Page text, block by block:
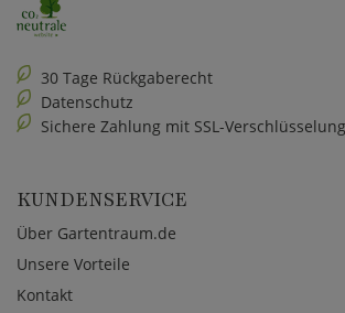
30 Tage Rückgaberecht
Datenschutz
Sichere Zahlung mit SSL-Verschlüsselung
KUNDENSERVICE
Über Gartentraum.de
Unsere Vorteile
Kontakt